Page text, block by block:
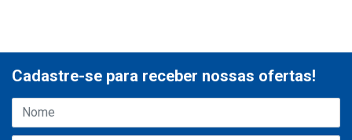
Cadastre-se para receber nossas ofertas!